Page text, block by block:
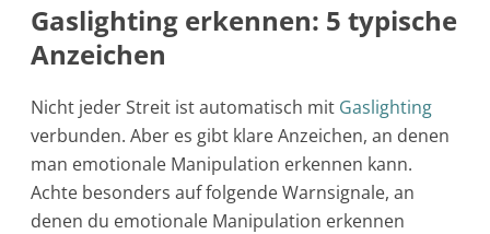
Gaslighting erkennen: 5 typische
Anzeichen
Nicht jeder Streit ist automatisch mit Gaslighting
verbunden. Aber es gibt klare Anzeichen, an denen
man emotionale Manipulation erkennen kann.
Achte besonders auf folgende Warnsignale, an
denen du emotionale Manipulation erkennen